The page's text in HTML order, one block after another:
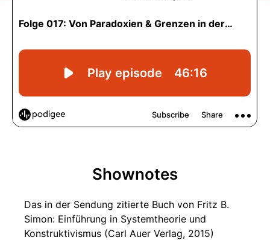
Shownotes
Das in der Sendung zitierte Buch von Fritz B.
Simon: Einführung in Systemtheorie und
Konstruktivismus (Carl Auer Verlag, 2015)